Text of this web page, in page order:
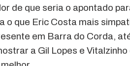
de que seria o apontado
o que Eric Costa mais
em Barra do Corda,
a Gil Lopes e Vitalzinho